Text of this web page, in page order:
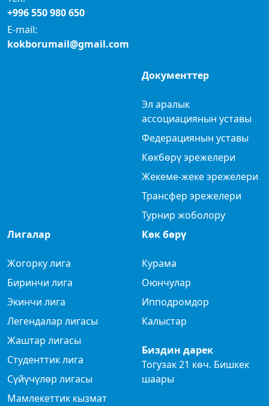
+996 550 980 650
E-mail:
kokborumail@gmail.com
Документтер
Эл аралык
ассоциациянын уставы
Федерациянын уставы
Көкбөрү эрежелери
Жекеме-жеке эрежелери
Трансфер эрежелери
Турнир жоболору
Лигалар
Жогорку лига
Биринчи лига
Экинчи лига
Легендалар лигасы
Жаштар лигасы
Студенттик лига
Сүйүчүлөр лигасы
Мамлекеттик кызмат
Көк бөрү
Курама
Оюнчулар
Ипподромдор
Калыстар
Биздин дарек
Тогузак 21 көч. Бишкек
шаары